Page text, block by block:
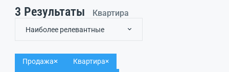
3 Результаты Квартира
Наиболее релевантные
Продажа
Квартира